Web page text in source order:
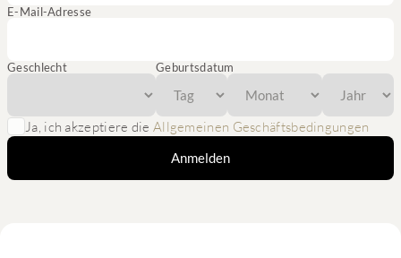
E-Mail-Adresse
Geschlecht Geburtsdatum
Ja, ich akzeptiere die Allgemeinen Geschäftsbedingungen
Anmelden